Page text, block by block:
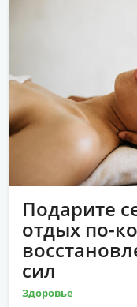
Подарите
отдых по-
сил
Здоровье